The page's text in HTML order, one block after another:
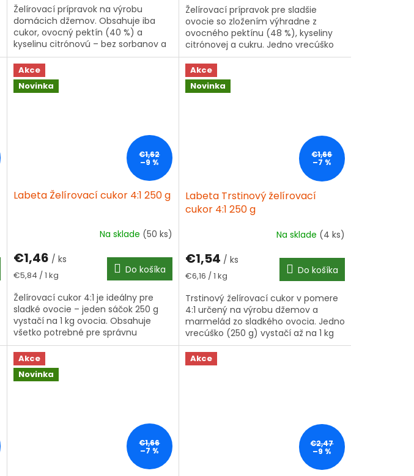
Želírovací prípravok na výrobu
domácich džemov. Obsahuje iba
cukor, ovocný pektín (40 %) a
kyselinu citrónovú – bez sorbanov a
gúm. Jedno vrecúško (25 g) vystačí
na 1 kg ovocia,...
Želírovací prípravok pre sladšie
ovocie so zložením výhradne z
ovocného pektínu (48 %), kyseliny
citrónovej a cukru. Jedno vrecúško
(25 g) na 900–1 000 g ovocia,
pridajte len...
Akce
Novinka
€1,62
–9 %
Labeta Želírovací cukor 4:1 250 g
Na sklade (50 ks)
€1,46 / ks
Jednotková
€5,84 / 1 kg Do košíka
Želírovací cukor 4:1 je ideálny pre
sladké ovocie – jeden sáčok 250 g
vystačí na 1 kg ovocia. Obsahuje
všetko potrebné pre správnu
konzistenciu džemu, stačí pridať iba
ovocie a...
Akce
Novinka
€1,66
–7 %
Labeta Trstinový želírovací
cukor 4:1 250 g
Na sklade (4 ks)
€1,54 / ks
Jednotková
€6,16 / 1 kg Do košíka
Trstinový želírovací cukor v pomere
4:1 určený na výrobu džemov a
marmelád zo sladkého ovocia. Jedno
vrecúško (250 g) vystačí až na 1 kg
ovocia. Bez bieleho cukru – stačí
pridať...
Akce
Novinka
€1,66
–7 %
Akce
€2,47
–9 %